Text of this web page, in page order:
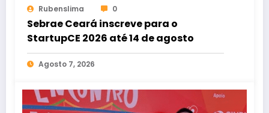
Rubenslima 0
Sebrae Ceará inscreve para o
StartupCE 2026 até 14 de agosto
Agosto 7, 2026